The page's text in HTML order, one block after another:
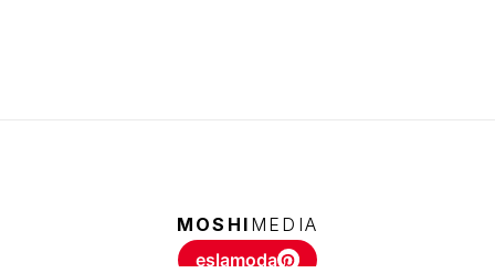
MOSHI MEDIA
eslamoda